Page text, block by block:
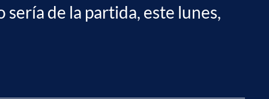
de la partida, este lunes,